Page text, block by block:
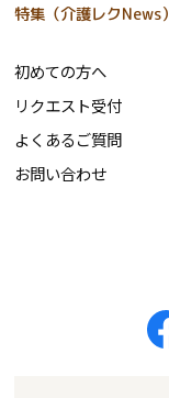
特集（介護レクNews）
初めての方へ
リクエスト受付
よくあるご質問
お問い合わせ